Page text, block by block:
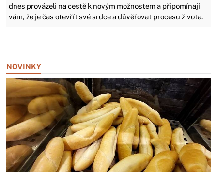
dnes provázeli na cestě k novým možnostem a připomínají
vám, že je čas otevřít své srdce a důvěřovat procesu života.
NOVINKY